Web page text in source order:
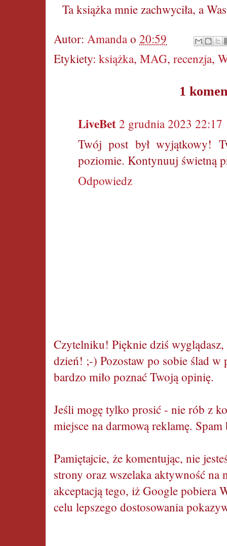
Ta książka mnie zachwyciła, a
Autor: Amanda o 20:59
Etykiety: książka, MAG, recenzja,
1
LiveBet 2 grudnia 2023 22:17
Twój post był wyjątkowy!
poziomie. Kontynuuj świetną
Odpowiedz
Czytelniku! Pięknie dziś
dzień! ;-) Pozostaw po sobie ślad w
bardzo miło poznać Twoją opinię.
Jeśli mogę tylko prosić - nie rób z
miejsce na darmową reklamę. Spam
Pamiętajcie, że komentując, nie
strony oraz wszelaka aktywność na
akceptacją tego, iż Google pobiera
celu lepszego dostosowania